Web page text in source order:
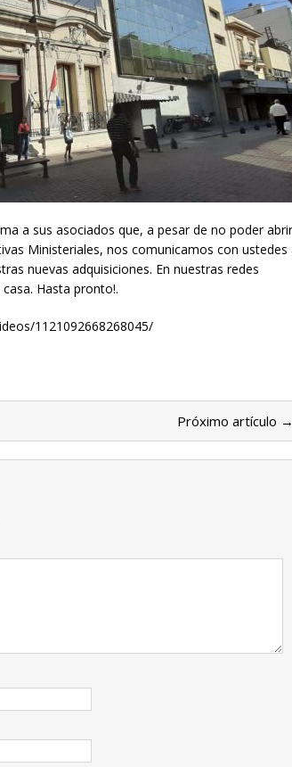
a sus asociados que, a pesar de no poder abrir
Ministeriales, nos comunicamos con ustedes
nuevas adquisiciones. En nuestras redes
Hasta pronto!.
1121092668268045/
Próximo artículo →